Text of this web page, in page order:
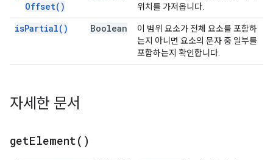
Offset( )
위치를 가져옵니다.
isPartial( ) Boolean
이 범위 요소가 전체 요소를 포함하
는지 아니면 요소의 문자 중 일부를
포함하는지 확인합니다.
자세한 문서
getElement( )